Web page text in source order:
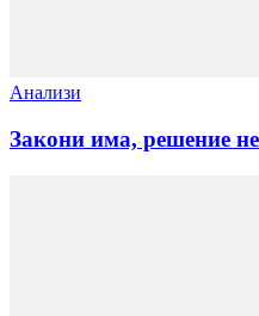
Анализи
Закони има, решение